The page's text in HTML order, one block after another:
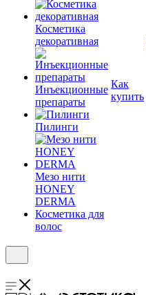
Косметика
декоративная
Инъекционные
препараты
Пилинги
Мезо нити
HONEY
DERMA
Косметика для
волос
Как
купить